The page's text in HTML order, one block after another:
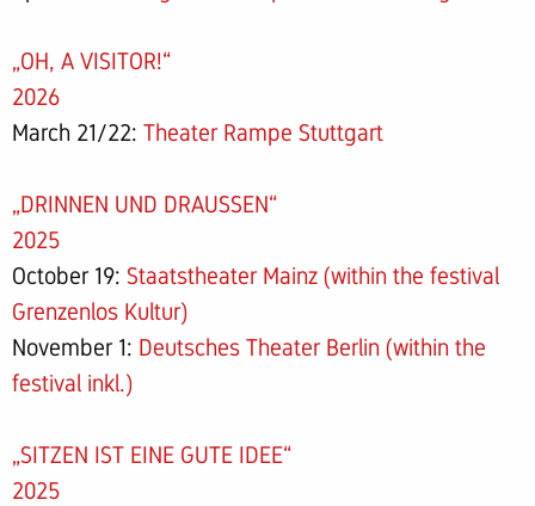
„OH, A VISITOR!“
2026
March 21/22: Theater Rampe Stuttgart
„DRINNEN UND DRAUSSEN“
2025
October 19: Staatstheater Mainz (within the festival
Grenzenlos Kultur)
November 1: Deutsches Theater Berlin (within the
festival inkl.)
„SITZEN IST EINE GUTE IDEE“
2025